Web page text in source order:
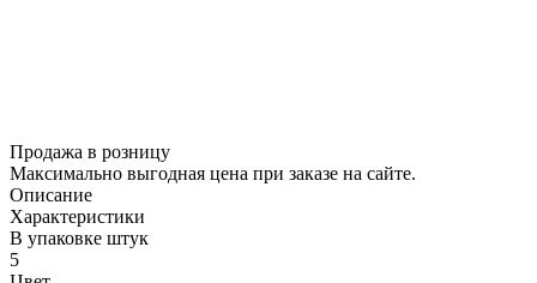
Продажа в розницу
Максимально выгодная цена при заказе на сайте.
Описание
Характеристики
В упаковке штук
5